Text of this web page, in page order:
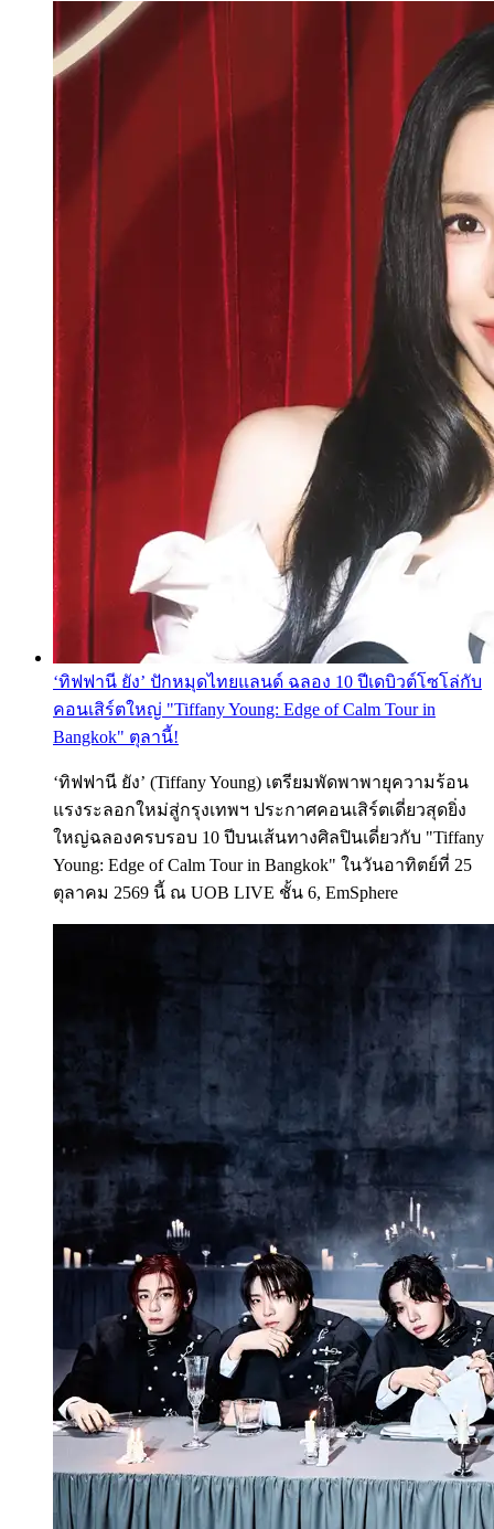
‘ทิฟฟานี ยัง’ ปักหมุดไทยแลนด์ ฉลอง 10 ปีเดบิวต์โซโล่กับ
คอนเสิร์ตใหญ่ "Tiffany Young: Edge of Calm Tour in
Bangkok" ตุลานี้!
‘ทิฟฟานี ยัง’ (Tiffany Young) เตรียมพัดพาพายุความร้อน
แรงระลอกใหม่สู่กรุงเทพฯ ประกาศคอนเสิร์ตเดี่ยวสุดยิ่ง
ใหญ่ฉลองครบรอบ 10 ปีบนเส้นทางศิลปินเดี่ยวกับ "Tiffany
Young: Edge of Calm Tour in Bangkok" ในวันอาทิตย์ที่ 25
ตุลาคม 2569 นี้ ณ UOB LIVE ชั้น 6, EmSphere